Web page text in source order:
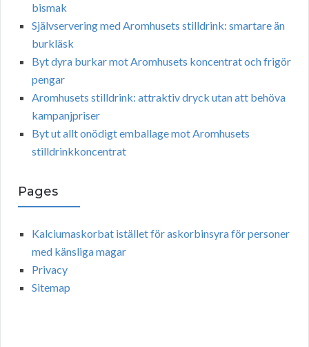
bismak
Självservering med Aromhusets stilldrink: smartare än
burkläsk
Byt dyra burkar mot Aromhusets koncentrat och frigör
pengar
Aromhusets stilldrink: attraktiv dryck utan att behöva
kampanjpriser
Byt ut allt onödigt emballage mot Aromhusets
stilldrinkkoncentrat
Pages
Kalciumaskorbat istället för askorbinsyra för personer
med känsliga magar
Privacy
Sitemap